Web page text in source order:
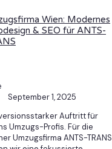
Wien: Modernes
& SEO für ANTS-
September 1, 2025
Auftritt für
Umzugs-Profis. Für die
Umzugsfirma ANTS-TRANS